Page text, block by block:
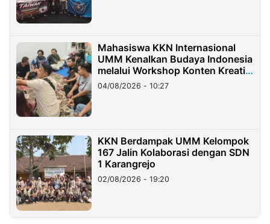
Mahasiswa KKN Internasional
UMM Kenalkan Budaya Indonesia
melalui Workshop Konten Kreatif
di Taiwan
04/08/2026 - 10:27
KKN Berdampak UMM Kelompok
167 Jalin Kolaborasi dengan SDN
1 Karangrejo
02/08/2026 - 19:20